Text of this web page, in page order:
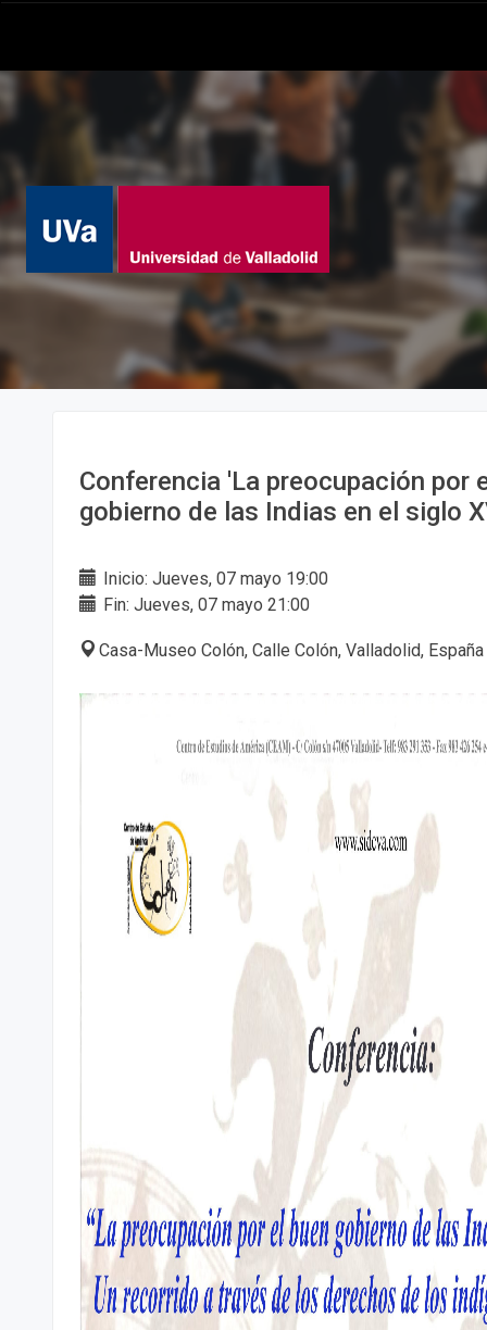
Conferencia 'La preocupación por
gobierno de las Indias en el siglo
Inicio: Jueves, 07 mayo 19:00
Fin: Jueves, 07 mayo 21:00
Casa-Museo Colón, Calle Colón, Valladolid, España